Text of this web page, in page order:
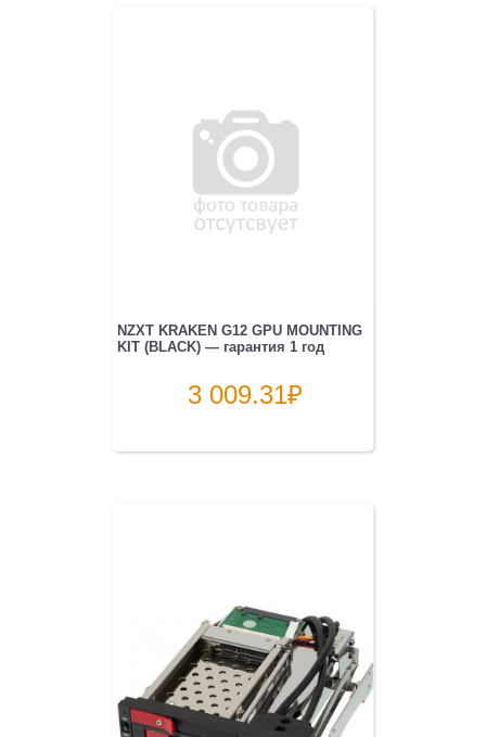
NZXT KRAKEN G12 GPU MOUNTING
KIT (BLACK) — гарантия 1 год
3 009.31₽